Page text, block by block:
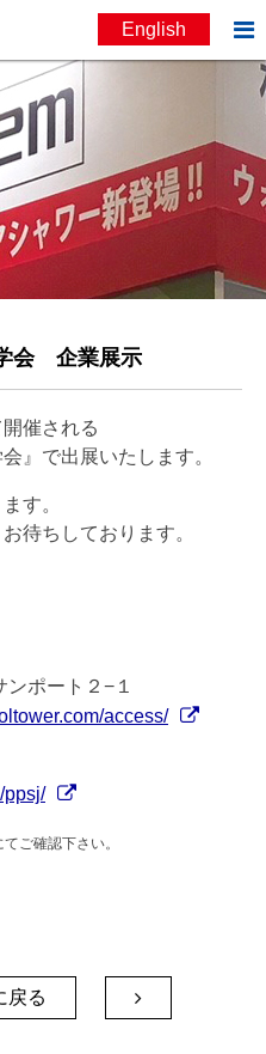
お問い合わせ
English 
会 企業展示
催される
』で出展いたします。
す。
待ちしております。
ポート２−１
access/
ppsj/
ご確認下さい。
戻る 